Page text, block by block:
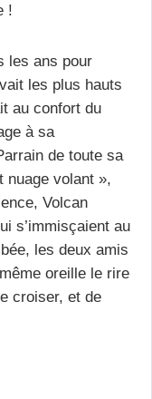
!
les ans pour
les plus hauts
au confort du
à sa
de toute sa
nuage volant »,
Volcan
s’immisçaient au
les deux amis
oreille le rire
croiser, et de